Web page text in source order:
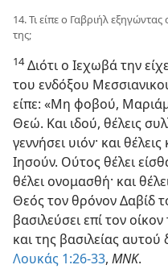
14. Τι είπε ο Γαβριήλ
της;
14Διότι ο Ιεχωβά την
του ενδόξου
είπε: «Μη φοβού,
Θεώ. Και ιδού, θέλεις
γεννήσει υιόν· και
Ιησούν. Ούτος θέλει
θέλει ονομασθή· και
Θεός τον θρόνον Δαβίδ
βασιλεύσει επί τον
και της βασιλείας αυτού
Λουκάς 1:26-33, ΜΝΚ.